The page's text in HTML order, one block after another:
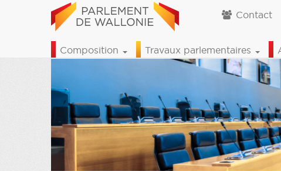
Contact
Composition Travaux parlementaires